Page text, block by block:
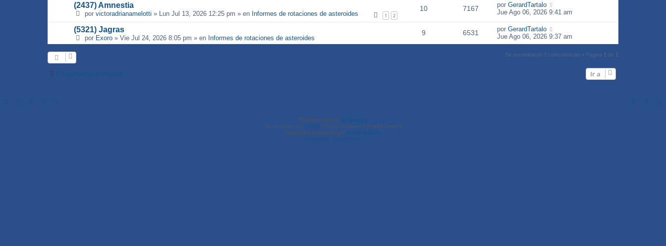
(2437) Amnestia
por victoradrianamelotti » Lun Jul 13, 2026 12:25 pm » en Informes de rotaciones de asteroides 1 2
10 7167 por GerardTartalo
Jue Ago 06, 2026 9:41 am
(5321) Jagras
por Exoro » Vie Jul 24, 2026 8:05 pm » en Informes de rotaciones de asteroides
9 6531 por GerardTartalo
Jue Ago 06, 2026 9:37 am
Se encontraron 3 coincidencias • Página 1 de 1
Ir a búsqueda avanzada Ir a
ProLight Style by Ian Bradley
Desarrollado por
phpBB® Forum Software © phpBB Limited
Traducción al español por
phpBB España
Privacidad | Condiciones